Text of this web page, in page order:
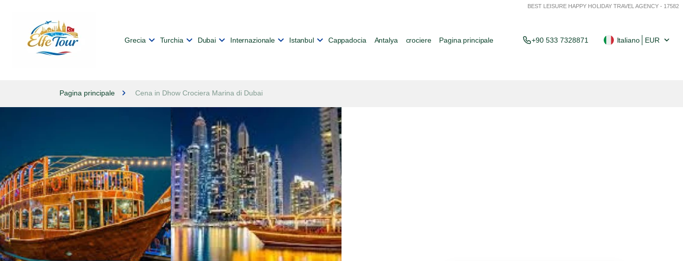
BEST LEISURE HAPPY HOLIDAY TRAVEL AGENCY - 17582
Grecia Turchia Dubai Internazionale Istanbul Cappadocia Antalya crociere Pagina principale +90 533 7328871 Italiano EUR
Pagina principale Cena in Dhow Crociera Marina di Dubai